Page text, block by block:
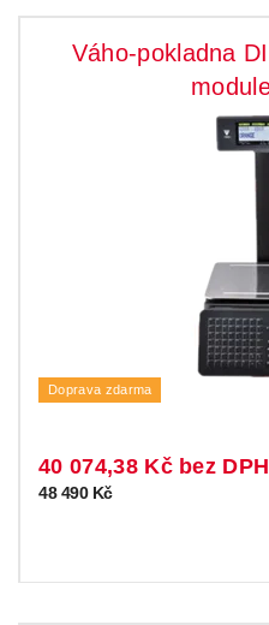
Váho-pokladna
Doprava zdarma
40 074,38 Kč bez DPH
48 490 Kč